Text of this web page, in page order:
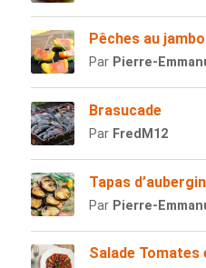
Pêches au
Par Pierre-
Brasucade
Par FredM12
Tapas
Par Pierre-
Salade Tomates